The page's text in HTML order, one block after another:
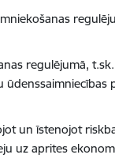
regulējumā,
ūdenssaimniecības
un īstenojot
uz aprites